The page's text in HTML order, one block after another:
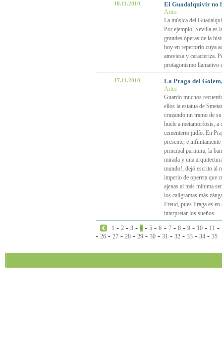
18.11.2010 El Guadalquivir no
Artes
La música del
Por ejemplo, Sevilla es
grandes óperas de la
hoy en repertorio cuya
atraviesa y caracteriza.
protagonismo llamativo
17.11.2010 La Praga del
Artes
Guardo muchos
ellos la estatua de
cruzando un tramo de
huele a metamorfosis, a
cementerio judío. En
presente, e
principal partitura, la
mirada y una
mundo!, dejó escrito al
imperio de opereta que
ajenas al más mínima
los caligramas más
Freud, pues Praga es
interpretar los sueños
1 -2 -3 -4 -5 -6 - 7- 8- 9- 10- 11 -
- 26 - 27 - 28 - 29 - 30 - 31 - 32 - 33 - 34 - 35